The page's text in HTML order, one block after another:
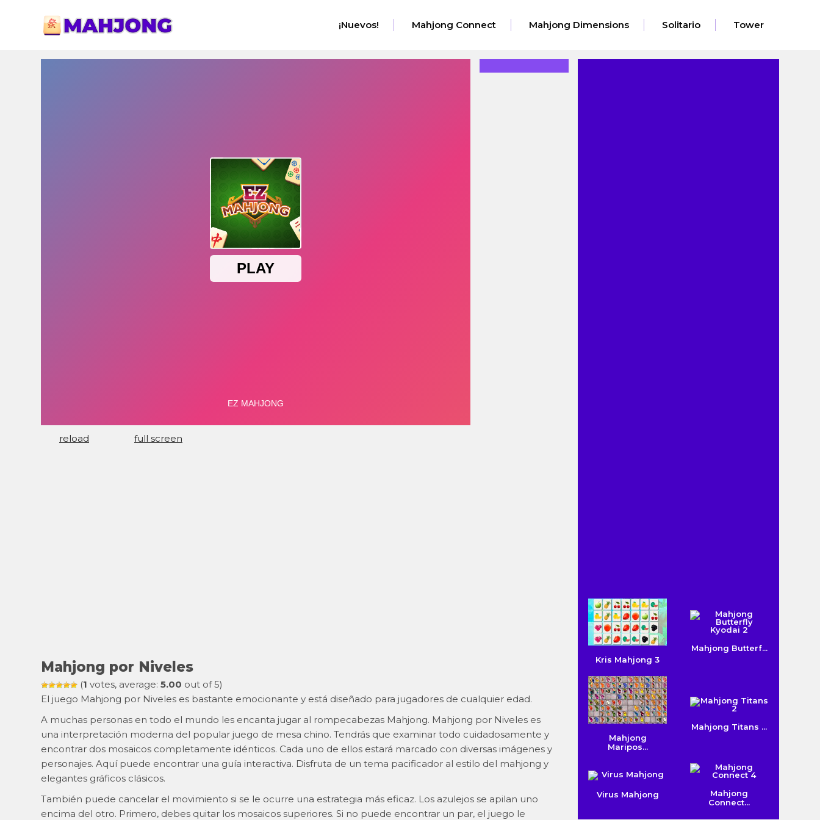
¡Nuevos! Mahjong Connect Mahjong Dimensions Solitario Tower
reload full screen
Mahjong por Niveles
(1 votes, average: 5.00 out of 5)
El juego Mahjong por Niveles es bastante emocionante y está diseñado para jugadores de cualquier edad.
A muchas personas en todo el mundo les encanta jugar al rompecabezas Mahjong. Mahjong por Niveles es
una interpretación moderna del popular juego de mesa chino. Tendrás que examinar todo cuidadosamente y
encontrar dos mosaicos completamente idénticos. Cada uno de ellos estará marcado con diversas imágenes y
personajes. Aquí puede encontrar una guía interactiva. Disfruta de un tema pacificador al estilo del mahjong y
elegantes gráficos clásicos.
También puede cancelar el movimiento si se le ocurre una estrategia más eficaz. Los azulejos se apilan uno
encima del otro. Primero, debes quitar los mosaicos superiores. Si no puede encontrar un par, el juego le
Kris Mahjong 3
Mahjong Butterf...
Mahjong
Maripos...
Mahjong Titans ...
Virus Mahjong
Mahjong
Connect...